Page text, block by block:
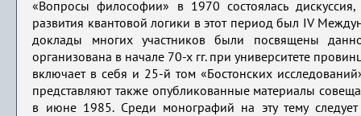
«Вопросы философии» в 1970 состоялась
развития квантовой логики в этот период был IV
доклады многих участников были посвящены
организована в начале 70-х гг. при университете
включает в себя и 25-й том «Бостонских
представляют также опубликованные материалы
в июне 1985. Среди монографий на эту тему следует